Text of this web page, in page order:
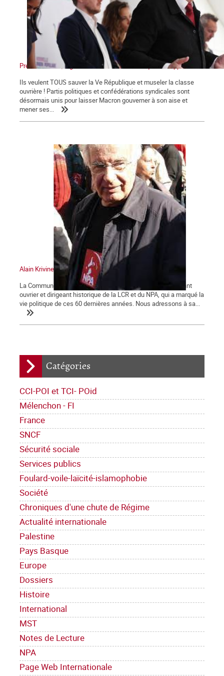
Catégories
CCI-POI et TCI- POid
Mélenchon - FI
France
SNCF
Sécurité sociale
Services publics
Foulard-voile-laïcité-islamophobie
Société
Chroniques d'une chute de Régime
Actualité internationale
Palestine
Pays Basque
Europe
Dossiers
Histoire
International
MST
Notes de Lecture
NPA
Page Web Internationale
Présidentielles, législatives : Non au front unique des appareils !
Ils veulent TOUS sauver la Ve République et museler la classe
ouvrière ! Partis politiques et confédérations syndicales sont
désormais unis pour laisser Macron gouverner à son aise et
mener ses...
Alain Krivine
La Commune tient à saluer la mémoire d'Alain Krivine, militant
ouvrier et dirigeant historique de la LCR et du NPA, qui a marqué la
vie politique de ces 60 dernières années. Nous adressons à sa...